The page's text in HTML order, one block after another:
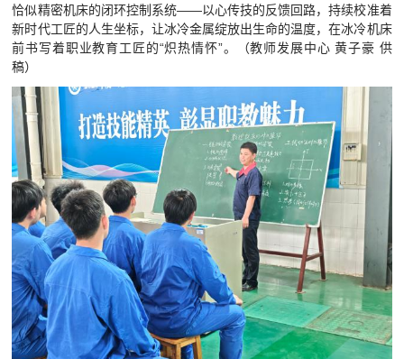
恰似精密机床的闭环控制系统——以心传技的反馈回路，持续校准着
新时代工匠的人生坐标，让冰冷金属绽放出生命的温度，在冰冷机床
前书写着职业教育工匠的“炽热情怀”。（教师发展中心 黄子豪 供
稿）